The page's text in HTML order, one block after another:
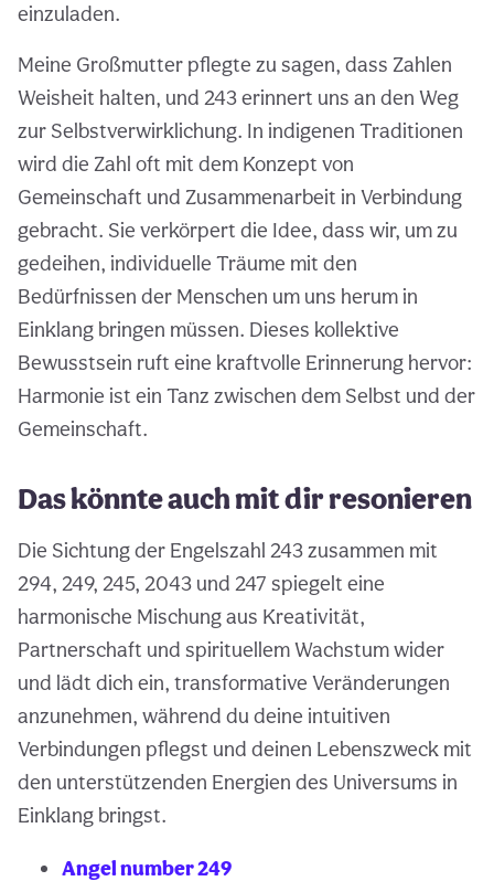
einzuladen.
Meine Großmutter pflegte zu sagen, dass Zahlen
Weisheit halten, und 243 erinnert uns an den Weg
zur Selbstverwirklichung. In indigenen Traditionen
wird die Zahl oft mit dem Konzept von
Gemeinschaft und Zusammenarbeit in Verbindung
gebracht. Sie verkörpert die Idee, dass wir, um zu
gedeihen, individuelle Träume mit den
Bedürfnissen der Menschen um uns herum in
Einklang bringen müssen. Dieses kollektive
Bewusstsein ruft eine kraftvolle Erinnerung hervor:
Harmonie ist ein Tanz zwischen dem Selbst und der
Gemeinschaft.
Das könnte auch mit dir resonieren
Die Sichtung der Engelszahl 243 zusammen mit
294, 249, 245, 2043 und 247 spiegelt eine
harmonische Mischung aus Kreativität,
Partnerschaft und spirituellem Wachstum wider
und lädt dich ein, transformative Veränderungen
anzunehmen, während du deine intuitiven
Verbindungen pflegst und deinen Lebenszweck mit
den unterstützenden Energien des Universums in
Einklang bringst.
Angel number 249